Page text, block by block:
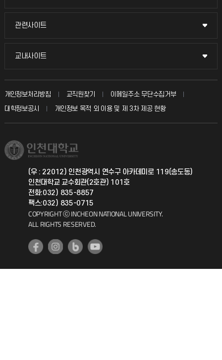
입학안내
취업정보(학생)
묻고 답하기
칭찬마당
학생서비스 지킴이
관련사이트
관련사이트
국방헬프콜
총동문회
교내사이트
교내사이트
교수회
교육혁신본부
국제지원과
공자아카데미
기초교육원
개인정보처리방침 교직원찾기
이메일주소 무단수집거부
대학정보공시
개인정보 목적 외 이용 및 제 3차 제공 현황
(우 : 22012) 인천광역시 연수구 아카데미로 119(송도동)
인천대학교 교수회관(2호관) 101호
전화:032) 835-8857
팩스:032) 835-0715
COPYRIGHT ⓒ INCHEON NATIONAL UNIVERSITY.
ALL RIGHTS RESERVED.